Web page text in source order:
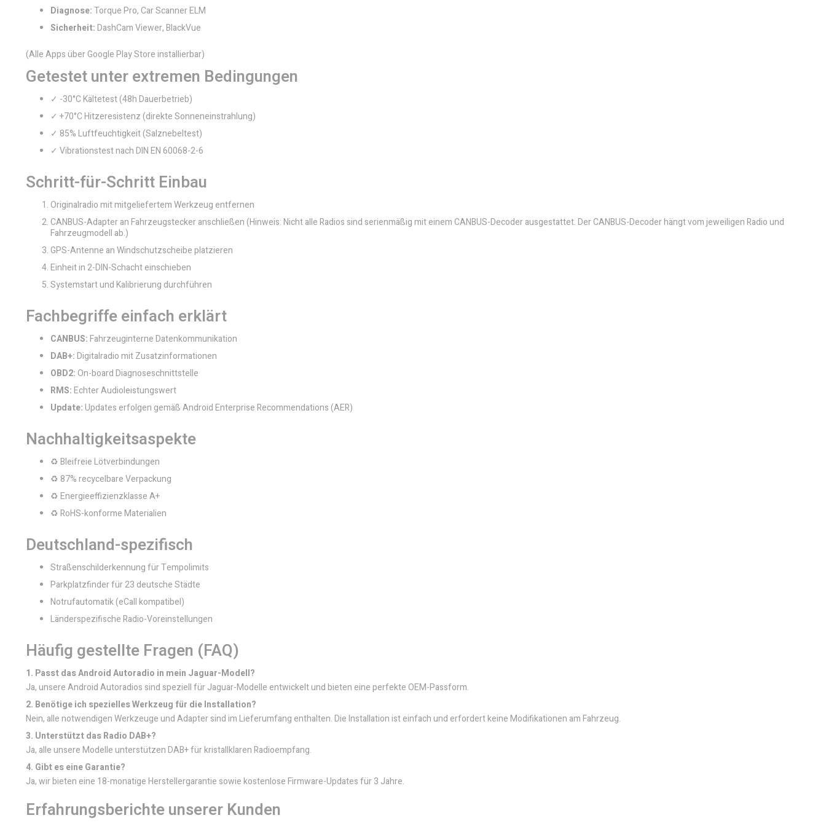
Diagnose:Torque Pro, Car Scanner ELM
Sicherheit:DashCam Viewer, BlackVue
(Alle Apps über Google Play Store installierbar)
Getestet unter extremen Bedingungen
✓ -30°C Kältetest (48h Dauerbetrieb)
✓ +70°C Hitzeresistenz (direkte Sonneneinstrahlung)
✓ 85% Luftfeuchtigkeit (Salznebeltest)
✓ Vibrationstest nach DIN EN 60068-2-6
Schritt-für-Schritt Einbau
Originalradio mit mitgeliefertem Werkzeug entfernen
CANBUS-Adapter an Fahrzeugstecker anschließen (Hinweis: Nicht alle Radios sind serienmäßig mit einem CANBUS-Decoder ausgestattet. Der CANBUS-Decoder hängt vom jeweiligen Radio und
Fahrzeugmodell ab.)
GPS-Antenne an Windschutzscheibe platzieren
Einheit in 2-DIN-Schacht einschieben
Systemstart und Kalibrierung durchführen
Fachbegriffe einfach erklärt
CANBUS:Fahrzeuginterne Datenkommunikation
DAB+:Digitalradio mit Zusatzinformationen
OBD2:On-board Diagnoseschnittstelle
RMS:Echter Audioleistungswert
Update:Updates erfolgen gemäß Android Enterprise Recommendations (AER)
Nachhaltigkeitsaspekte
♻️ Bleifreie Lötverbindungen
♻️ 87% recycelbare Verpackung
♻️ Energieeffizienzklasse A+
♻️ RoHS-konforme Materialien
Deutschland-spezifisch
Straßenschilderkennung für Tempolimits
Parkplatzfinder für 23 deutsche Städte
Notrufautomatik (eCall kompatibel)
Länderspezifische Radio-Voreinstellungen
Häufig gestellte Fragen (FAQ)
1. Passt das Android Autoradio in mein Jaguar-Modell?
Ja, unsere Android Autoradios sind speziell für Jaguar-Modelle entwickelt und bieten eine perfekte OEM-Passform.
2. Benötige ich spezielles Werkzeug für die Installation?
Nein, alle notwendigen Werkzeuge und Adapter sind im Lieferumfang enthalten. Die Installation ist einfach und erfordert keine Modifikationen am Fahrzeug.
3. Unterstützt das Radio DAB+?
Ja, alle unsere Modelle unterstützen DAB+ für kristallklaren Radioempfang.
4. Gibt es eine Garantie?
Ja, wir bieten eine 18-monatige Herstellergarantie sowie kostenlose Firmware-Updates für 3 Jahre.
Erfahrungsberichte unserer Kunden